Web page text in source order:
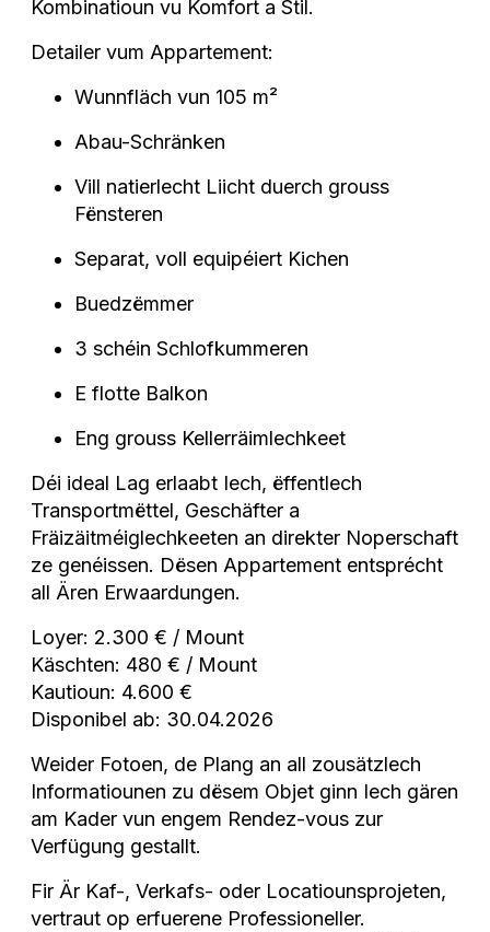
Kombinatioun vu Komfort a Stil.
Detailer vum Appartement:
Wunnfläch vun 105 m²
Abau-Schränken
Vill natierlecht Liicht duerch grouss
Fënsteren
Separat, voll equipéiert Kichen
Buedzëmmer
3 schéin Schlofkummeren
E flotte Balkon
Eng grouss Kellerräimlechkeet
Déi ideal Lag erlaabt Iech, ëffentlech
Transportmëttel, Geschäfter a
Fräizäitméiglechkeeten an direkter Noperschaft
ze genéissen. Dësen Appartement entsprécht
all Ären Erwaardungen.
Loyer: 2.300 € / Mount
Käschten: 480 € / Mount
Kautioun: 4.600 €
Disponibel ab: 30.04.2026
Weider Fotoen, de Plang an all zousätzlech
Informatiounen zu dësem Objet ginn Iech gären
am Kader vun engem Rendez-vous zur
Verfügung gestallt.
Fir Är Kaf-, Verkafs- oder Locatiounsprojeten,
vertraut op erfuerene Professioneller.